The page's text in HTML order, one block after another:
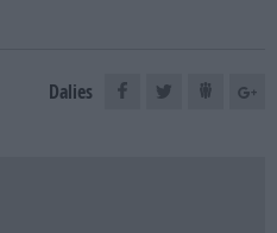
Dalies